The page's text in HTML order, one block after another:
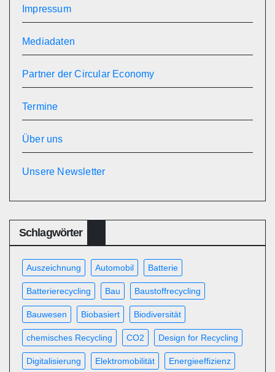
Impressum
Mediadaten
Partner der Circular Economy
Termine
Über uns
Unsere Newsletter
Schlagwörter
Auszeichnung Automobil Batterie
Batterierecycling Bau Baustoffrecycling
Bauwesen Biobasiert Biodiversität
chemisches Recycling CO2 Design for Recycling
Digitalisierung Elektromobilität Energieeffizienz